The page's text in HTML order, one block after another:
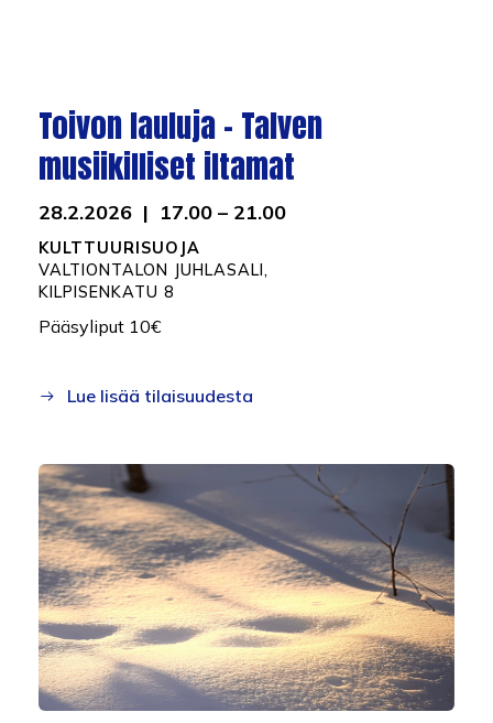
Toivon lauluja – Talven
musiikilliset iltamat
28.2.2026 | 17.00 – 21.00
KULTTUURISUOJA
VALTIONTALON JUHLASALI,
KILPISENKATU 8
Pääsyliput 10€
Lue lisää tilaisuudesta